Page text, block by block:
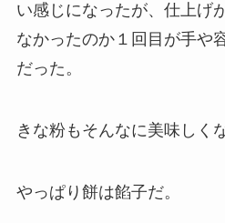
い感じになったが、仕上げ
なかったのか１回目が手や
だった。
きな粉もそんなに美味しく
やっぱり餅は餡子だ。